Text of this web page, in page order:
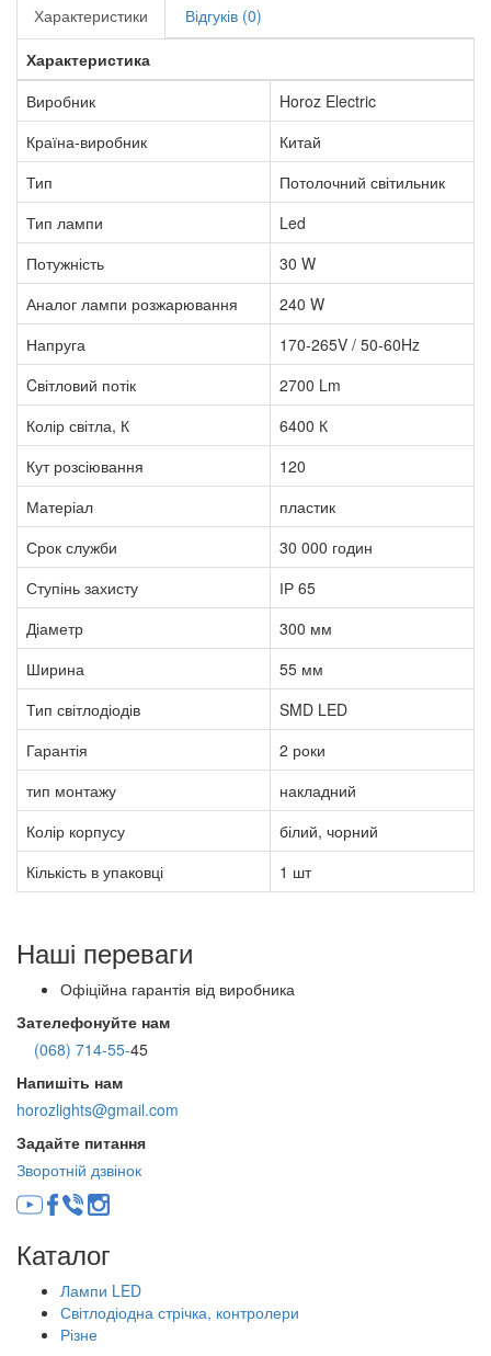
Характеристики
Відгуків (0)
Характеристика
Виробник
Horoz Electric
Країна-виробник
Китай
Тип
Потолочний світильник
Тип лампи
Led
Потужність
30 W
Аналог лампи розжарювання
240 W
Напруга
170-265V / 50-60Hz
Cвітловий потік
2700 Lm
Колір світла, К
6400 К
Кут розсіювання
120
Матеріал
пластик
Срок служби
30 000 годин
Ступінь захисту
ІР 65
Діаметр
300 мм
Ширина
55 мм
Тип світлодіодів
SMD LED
Гарантія
2 роки
тип монтажу
накладний
Колір корпусу
білий, чорний
Кількість в упаковці
1 шт
Наші переваги
Офіційна гарантія від виробника
Зателефонуйте нам
(068) 714-55-45
Напишіть нам
horozlights@gmail.com
Задайте питання
Зворотній дзвінок
Каталог
Лампи LED
Світлодіодна стрічка, контролери
Різне